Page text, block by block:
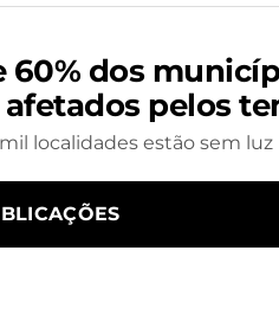
60% dos
pelos
localidades estão sem luz